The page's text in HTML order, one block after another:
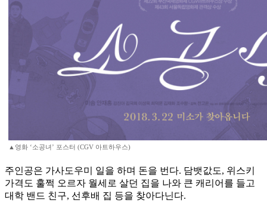
▲영화 ‘소공녀’ 포스터 (CGV 아트하우스)
주인공은 가사도우미 일을 하며 돈을 번다. 담뱃값도, 위스키
가격도 훌쩍 오르자 월세로 살던 집을 나와 큰 캐리어를 들고
대학 밴드 친구, 선후배 집 등을 찾아다닌다.